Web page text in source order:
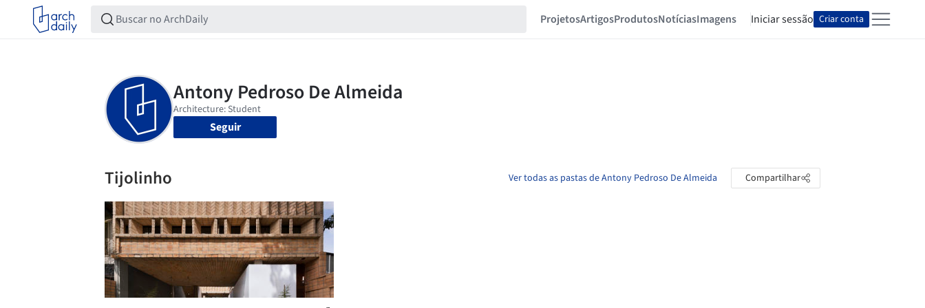
ProjetosArtigosProdutosNotíciasImagens Iniciar sessão Criar conta
Seguir
Tijolinho Ver todas as pastas de Antony Pedroso De Almeida Compartilhar